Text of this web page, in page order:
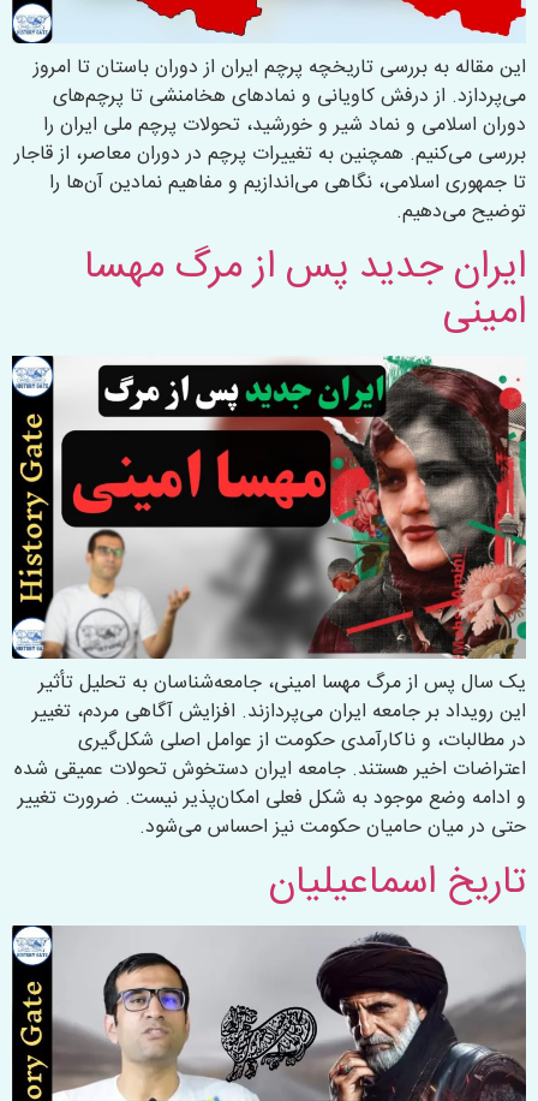
این مقاله به بررسی تاریخچه پرچم ایران از دوران باستان تا امروز
می‌پردازد. از درفش کاویانی و نمادهای هخامنشی تا پرچم‌های
دوران اسلامی و نماد شیر و خورشید، تحولات پرچم ملی ایران را
بررسی می‌کنیم. همچنین به تغییرات پرچم در دوران معاصر، از قاجار
تا جمهوری اسلامی، نگاهی می‌اندازیم و مفاهیم نمادین آن‌ها را
توضیح می‌دهیم.
ایران جدید پس از مرگ مهسا
امینی
یک سال پس از مرگ مهسا امینی، جامعه‌شناسان به تحلیل تأثیر
این رویداد بر جامعه ایران می‌پردازند. افزایش آگاهی مردم، تغییر
در مطالبات، و ناکارآمدی حکومت از عوامل اصلی شکل‌گیری
اعتراضات اخیر هستند. جامعه ایران دستخوش تحولات عمیقی شده
و ادامه وضع موجود به شکل فعلی امکان‌پذیر نیست. ضرورت تغییر
حتی در میان حامیان حکومت نیز احساس می‌شود.
تاریخ اسماعیلیان